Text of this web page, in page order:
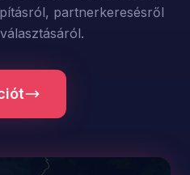
partnerkeresésről